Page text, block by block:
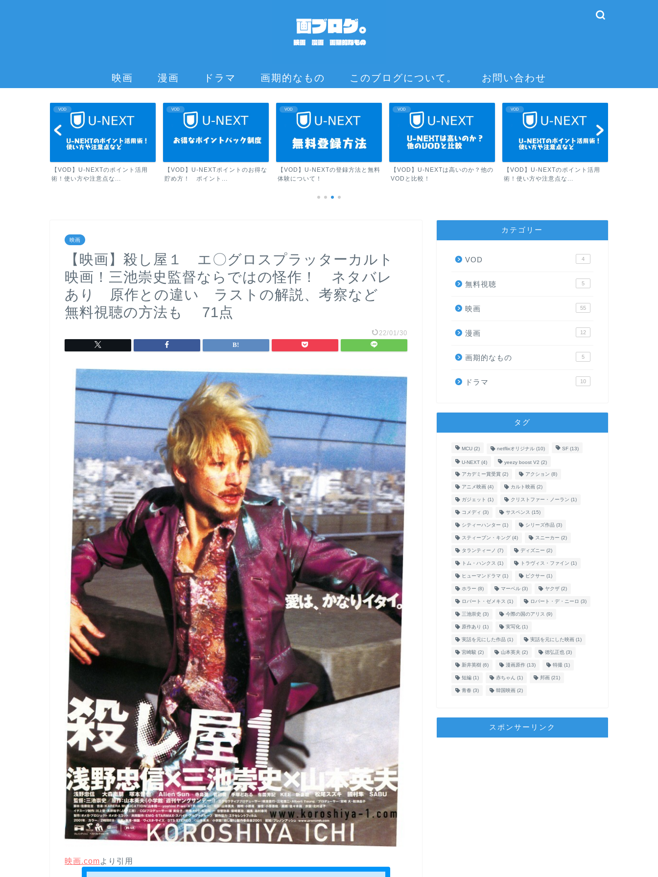
映画 漫画 ドラマ 画期的なもの このブログについて。 お問い合わせ
VOD
【VOD】U-NEXTのポイント活用
術！使い方や注意点な...
VOD
【VOD】U-NEXTポイントのお得な
貯め方！ ポイント...
VOD
【VOD】U-NEXTの登録方法と無料
体験について！
VOD
【VOD】U-NEXTは高いのか？他の
VODと比較！
VOD
【VOD】U-NEXTのポイント活用
術！使い方や注意点な...
映画
【映画】殺し屋１ エ〇グロスプラッターカルト
映画！三池崇史監督ならではの怪作！ ネタバレ
あり 原作との違い ラストの解説、考察など
無料視聴の方法も 71点
22/01/30
映画.comより引用
カテゴリー
VOD 4
無料視聴 5
映画 55
漫画 12
画期的なもの 5
ドラマ 10
タグ
MCU(2) netflixオリジナル(10) SF(13)
U-NEXT(4) yeezy boost V2 (2)
アカデミー賞受賞(2) アクション (8)
アニメ映画(4) カルト映画(2)
ガジェット (1) クリストファー・ノーラン (1)
コメディ (3) サスペンス (15)
シティーハンター (1) シリーズ作品(3)
スティーブン・キング(4) スニーカー (2)
タランティーノ (7) ディズニー (2)
トム・ハンクス (1) トラヴィス・ファイン (1)
ヒューマンドラマ (1) ピクサー (1)
ホラー (8) マーベル(3) ヤクザ(2)
ロバート・ゼメキス (1) ロバート・デ・ニーロ (3)
三池崇史 (3) 今際の国のアリス (9)
原作あり (1) 実写化(1)
実話を元にした作品(1) 実話を元にした映画(1)
宮崎駿 (2) 山本英夫 (2) 徳弘正也 (3)
新井英樹(6) 漫画原作(13) 特撮(1)
短編(1) 赤ちゃん (1) 邦画(21)
青春 (3) 韓国映画(2)
スポンサーリンク